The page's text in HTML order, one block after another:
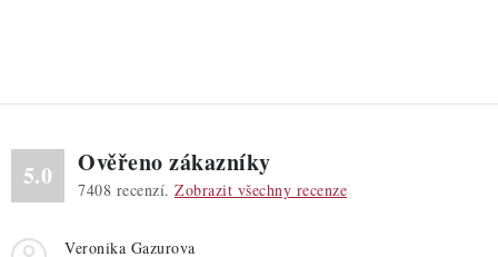
5.0 Ověřeno zákazníky
7408 recenzí. Zobrazit všechny recenze
Veronika Gazurova